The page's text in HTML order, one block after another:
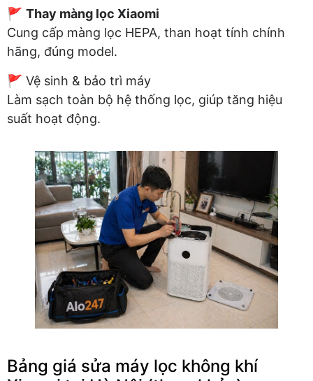
🚩 Thay màng lọc Xiaomi
Cung cấp màng lọc HEPA, than hoạt tính chính
hãng, đúng model.
🚩 Vệ sinh & bảo trì máy
Làm sạch toàn bộ hệ thống lọc, giúp tăng hiệu
suất hoạt động.
Bảng giá sửa máy lọc không khí